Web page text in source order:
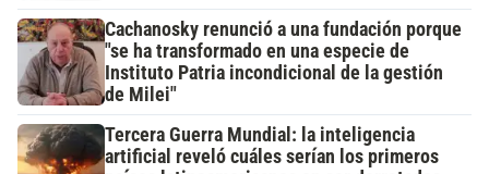
Cachanosky renunció a una fundación porque
"se ha transformado en una especie de
Instituto Patria incondicional de la gestión
de Milei"
Tercera Guerra Mundial: la inteligencia
artificial reveló cuáles serían los primeros